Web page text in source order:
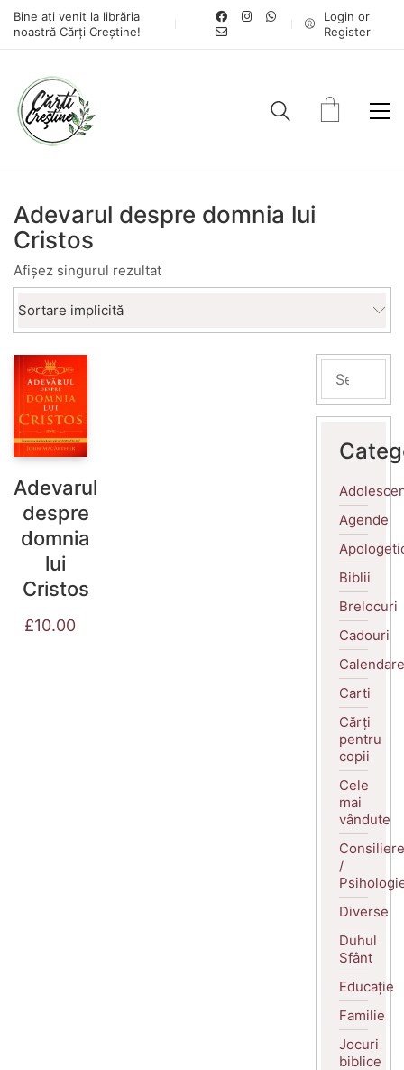
Bine ați venit la librăria
noastră Cărți Creștine!
Login or
Register
Adevarul despre domnia lui
Cristos
Afișez singurul rezultat
Sortare implicită
Adevarul
despre
domnia
lui
Cristos
£10.00
Agende
Biblii
Brelocuri
Cadouri
Calendare
Carti
Cărți
pentru
copii
Cele
mai
vândute
Consiliere
/
Diverse
Duhul
Sfânt
Educație
Familie
Jocuri
biblice